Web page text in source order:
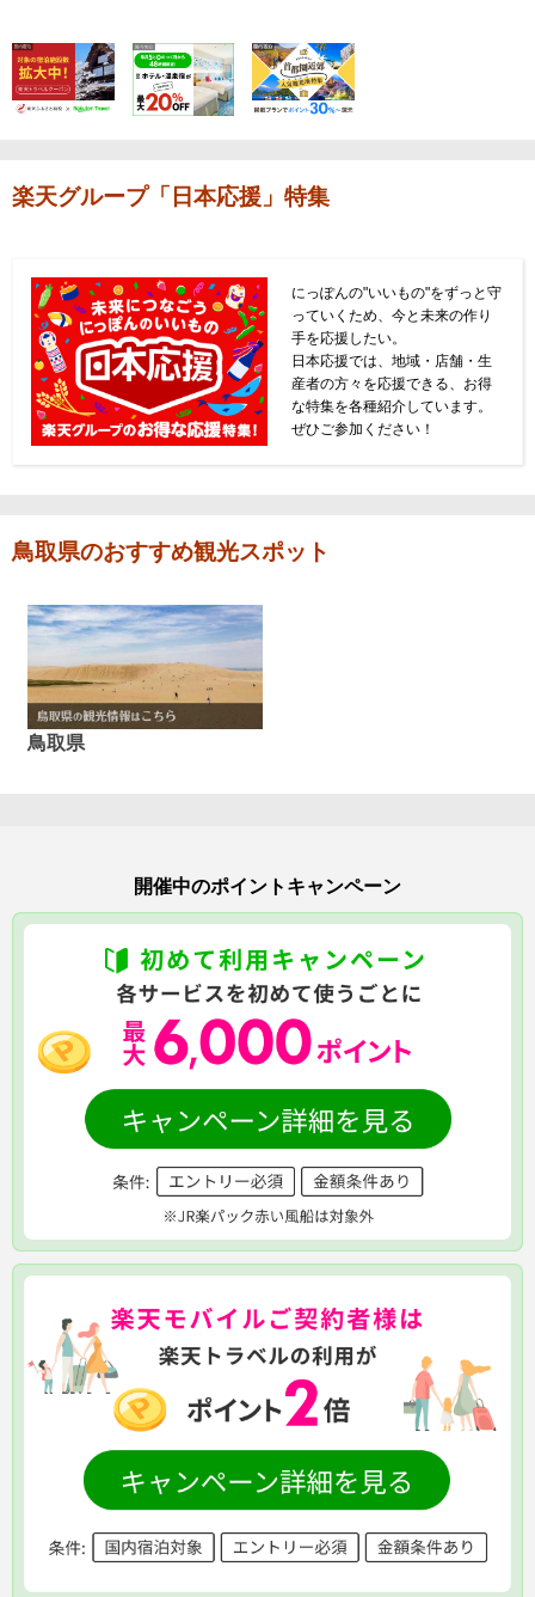
楽天グループ「日本応援」特集
にっぽんの"いいもの"をずっと守
っていくため、今と未来の作り
手を応援したい。
日本応援では、地域・店舗・生
産者の方々を応援できる、お得
な特集を各種紹介しています。
ぜひご参加ください！
鳥取県のおすすめ観光スポット
鳥取県
開催中のポイントキャンペーン